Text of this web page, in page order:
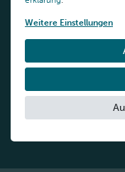
verwendet werden. Weitere
Kostenlose Beratung
Kosmetiker*innen
Weitere Einstellungen